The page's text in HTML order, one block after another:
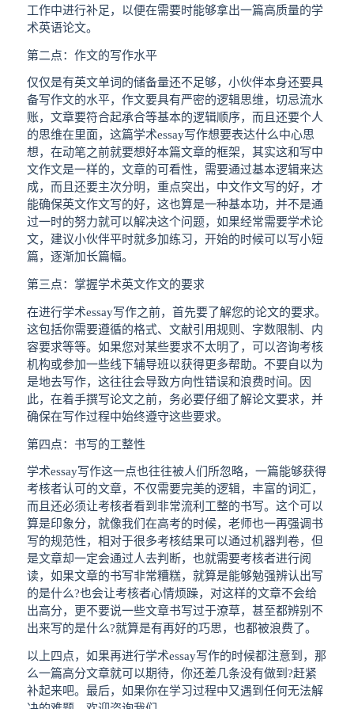
工作中进行补足，以便在需要时能够拿出一篇高质量的学
术英语论文。
第二点：作文的写作水平
仅仅是有英文单词的储备量还不足够，小伙伴本身还要具
备写作文的水平，作文要具有严密的逻辑思维，切忌流水
账，文章要符合起承合等基本的逻辑顺序，而且还要个人
的思维在里面，这篇学术essay写作想要表达什么中心思
想，在动笔之前就要想好本篇文章的框架，其实这和写中
文作文是一样的，文章的可看性，需要通过基本逻辑来达
成，而且还要主次分明，重点突出，中文作文写的好，才
能确保英文作文写的好，这也算是一种基本功，并不是通
过一时的努力就可以解决这个问题，如果经常需要学术论
文，建议小伙伴平时就多加练习，开始的时候可以写小短
篇，逐渐加长篇幅。
第三点：掌握学术英文作文的要求
在进行学术essay写作之前，首先要了解您的论文的要求。
这包括你需要遵循的格式、文献引用规则、字数限制、内
容要求等等。如果您对某些要求不太明了，可以咨询考核
机构或参加一些线下辅导班以获得更多帮助。不要自以为
是地去写作，这往往会导致方向性错误和浪费时间。因
此，在着手撰写论文之前，务必要仔细了解论文要求，并
确保在写作过程中始终遵守这些要求。
第四点：书写的工整性
学术essay写作这一点也往往被人们所忽略，一篇能够获得
考核者认可的文章，不仅需要完美的逻辑，丰富的词汇，
而且还必须让考核者看到非常流利工整的书写。这个可以
算是印象分，就像我们在高考的时候，老师也一再强调书
写的规范性，相对于很多考核结果可以通过机器判卷，但
是文章却一定会通过人去判断，也就需要考核者进行阅
读，如果文章的书写非常糟糕，就算是能够勉强辨认出写
的是什么?也会让考核者心情烦躁，对这样的文章不会给
出高分，更不要说一些文章书写过于潦草，甚至都辨别不
出来写的是什么?就算是有再好的巧思，也都被浪费了。
以上四点，如果再进行学术essay写作的时候都注意到，那
么一篇高分文章就可以期待，你还差几条没有做到?赶紧
补起来吧。最后，如果你在学习过程中又遇到任何无法解